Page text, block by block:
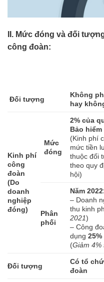
II. Mức đóng và đối
công đoàn:
Đối tượng
Không
hay
Kinh phí
công
đoàn
(Do
doanh
nghiệp
đóng)
Mức
đóng
2% của
Bảo
(Kinh phí
mức tiền
thuộc đối
theo quy
hội)
Phân
phối
Năm
– Doanh
thu kinh
2021)
– Công
dụng25%
(Giảm 4%
Đối tượng
Có tổ
đoàn